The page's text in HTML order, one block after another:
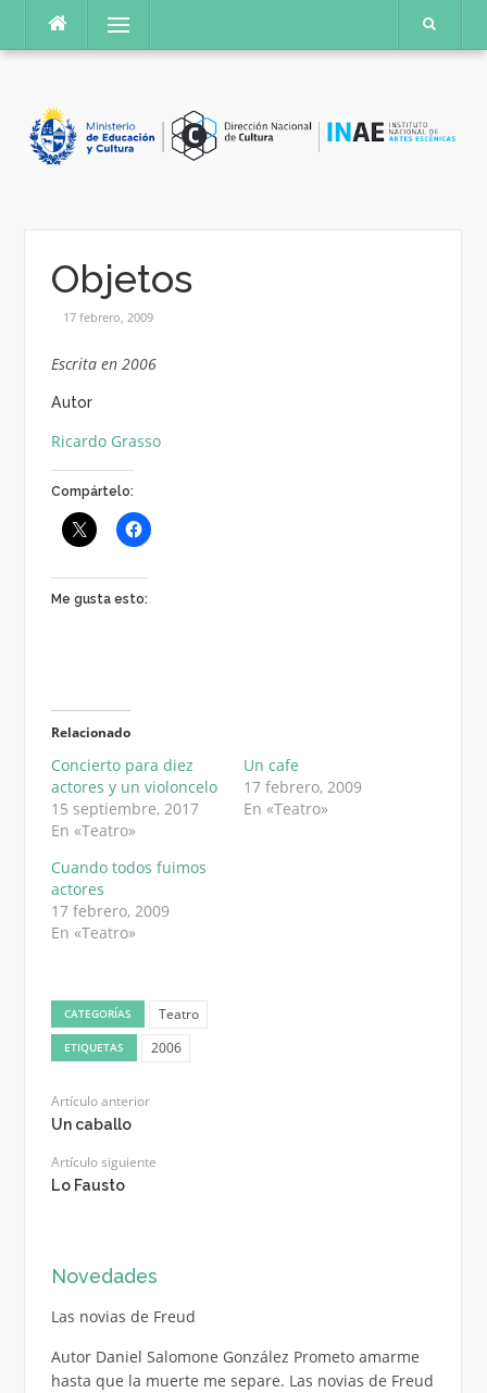
contenido
Menú
Objetos
17 febrero, 2009
Escrita en 2006
Autor
Ricardo Grasso
Compártelo:
Me gusta esto:
Relacionado
Concierto para diez
actores y un violoncelo
15 septiembre, 2017
En «Teatro»
Un cafe
17 febrero, 2009
En «Teatro»
Cuando todos fuimos
actores
17 febrero, 2009
En «Teatro»
CATEGORÍAS Teatro
ETIQUETAS 2006
Artículo anterior
Un caballo
Artículo siguiente
Lo Fausto
Novedades
Las novias de Freud
Autor Daniel Salomone González Prometo amarme
hasta que la muerte me separe. Las novias de Freud